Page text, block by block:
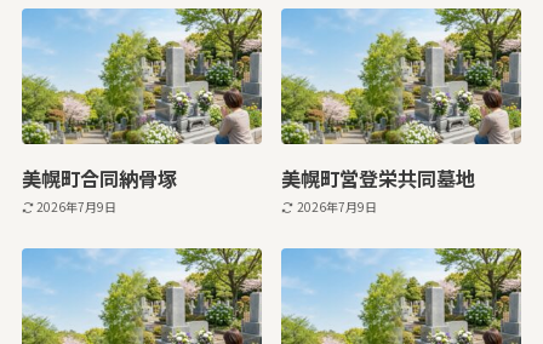
美幌町合同納骨塚
2026年7月9日
美幌町営登栄共同墓地
2026年7月9日